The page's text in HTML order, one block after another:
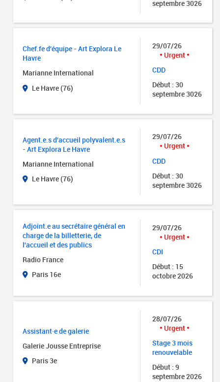
septembre 3026
Chef.fe d'équipe - Art Explora Le
Havre
Marianne International
Le Havre (76)
29/07/26
Urgent
CDD
Début : 30
septembre 3026
Agent.e.s d'accueil polyvalent.e.s
- Art Explora Le Havre
Marianne International
Le Havre (76)
29/07/26
Urgent
CDD
Début : 30
septembre 3026
Adjoint.e au secrétaire général en
charge de la billetterie, de
l'accueil et des publics
Radio France
Paris 16e
29/07/26
Urgent
CDI
Début : 15
octobre 2026
Assistant·e de galerie
Galerie Jousse Entreprise
Paris 3e
28/07/26
Urgent
Stage 3 mois
renouvelable
Début : 9
septembre 2026